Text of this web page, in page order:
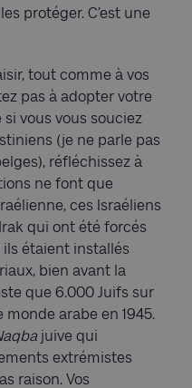
protéger. C’est une
tout comme à vos
pas à adopter votre
vous vous souciez
(je ne parle pas
réfléchissez à
ne font que
ces Israéliens
qui ont été forcés
ils étaient installés
bien avant la
que 6.000 Juifs sur
arabe en 1945.
juive qui
extrémistes
raison. Vos